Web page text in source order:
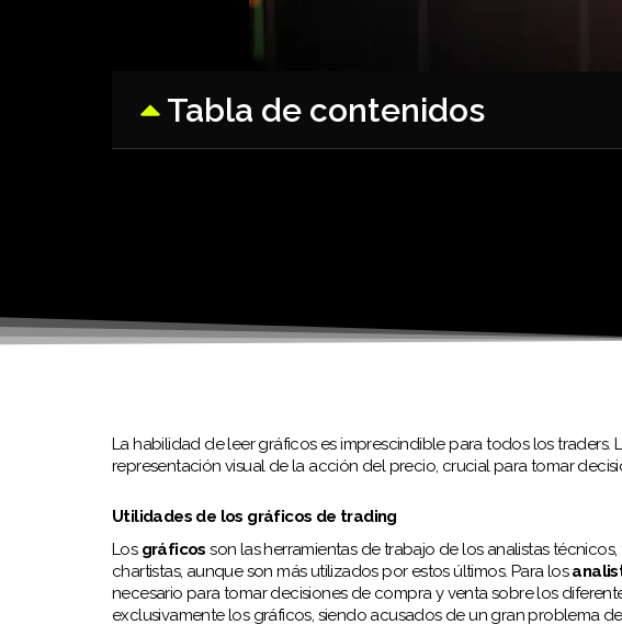
Tabla de contenidos
La habilidad de leer gráficos es imprescindible para todos los traders.
representación visual de la acción del precio, crucial para tomar
Utilidades de los gráficos de trading
Los gráficosson las herramientas de trabajo de los analistas
chartistas, aunque son más utilizados por estos últimos. Para los
necesario para tomar decisiones de compra y venta sobre los
exclusivamente los gráficos, siendo acusados de un gran problema